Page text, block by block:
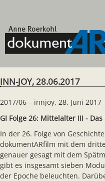
springen
INN-JOY, 28.06.2017
2017/06 – innjoy, 28. Juni 2017
GI Folge 26: Mittelalter III -
In der 26. Folge von
dokumentARfilm mit dem
genauer gesagt mit dem
gibt es insgesamt sieben
der Epoche beleuchten.